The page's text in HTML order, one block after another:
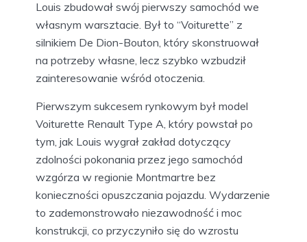
Louis zbudował swój pierwszy samochód we
własnym warsztacie. Był to “Voiturette” z
silnikiem De Dion-Bouton, który skonstruował
na potrzeby własne, lecz szybko wzbudził
zainteresowanie wśród otoczenia.
Pierwszym sukcesem rynkowym był model
Voiturette Renault Type A, który powstał po
tym, jak Louis wygrał zakład dotyczący
zdolności pokonania przez jego samochód
wzgórza w regionie Montmartre bez
konieczności opuszczania pojazdu. Wydarzenie
to zademonstrowało niezawodność i moc
konstrukcji, co przyczyniło się do wzrostu